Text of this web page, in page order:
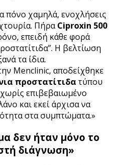
πόνο χαμηλά, ενοχλήσεις
ΠήραCiproxin 500
επειδή κάθε φορά
Η βελτίωση
τα ίδια.
Menclinic, αποδείχθηκε
προστατίτιδατύπου
επιβεβαιωμένο
και εκεί άρχισα να
στα συμπτώματα.»
δεν ήταν μόνο το
διάγνωση»